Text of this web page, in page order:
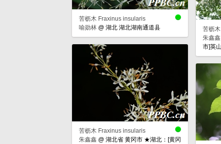
苦枥木 Fraxinus insularis
喻勋林 @湖北 湖北湖南通道县
苦枥
朱鑫鑫
市]英
苦枥木 Fraxinus insularis
朱鑫鑫 @湖北省 黄冈市 ★湖北：[黄冈